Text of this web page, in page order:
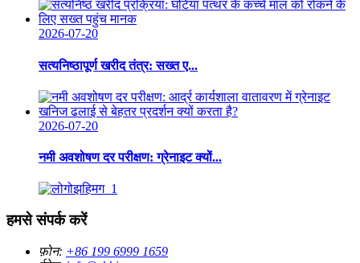
2026-07-20
सत्यनिष्ठापूर्ण खरीद तंत्र: सख्त ए...
2026-07-20
नमी अवशोषण दर परीक्षण: ग्रेनाइट क्यों...
हमसे संपर्क करें
फ़ोन: +86 199 6999 1659